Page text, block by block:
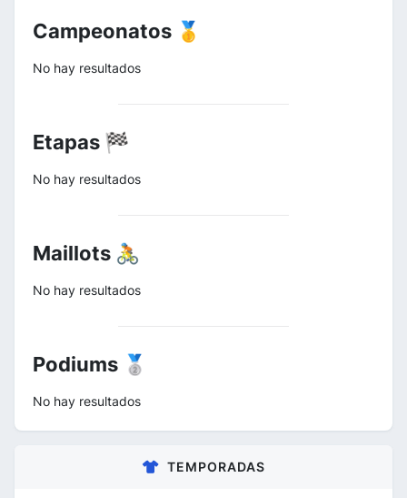
Campeonatos 🥇
No hay resultados
Etapas 🏁
No hay resultados
Maillots 🚴
No hay resultados
Podiums 🥈
No hay resultados
TEMPORADAS